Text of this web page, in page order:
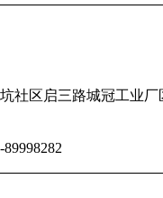
社区启三路城冠工业厂